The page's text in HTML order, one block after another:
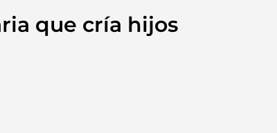
que cría hijos